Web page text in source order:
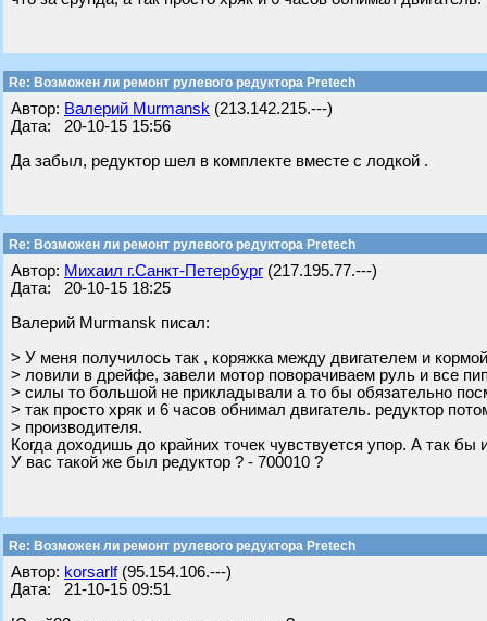
Re: Возможен ли ремонт рулевого редуктора Pretech
Автор: Валерий Murmansk (213.142.215.---)
Дата: 20-10-15 15:56
Да забыл, редуктор шел в комплекте вместе с лодкой .
Re: Возможен ли ремонт рулевого редуктора Pretech
Автор: Михаил г.Санкт-Петербург (217.195.77.---)
Дата: 20-10-15 18:25
Валерий Murmansk писал:
> У меня получилось так , коряжка между двигателем и
> ловили в дрейфе, завели мотор поворачиваем руль и все
> силы то большой не прикладывали а то бы обязательно
> так просто хряк и 6 часов обнимал двигатель. редуктор
> производителя.
Когда доходишь до крайних точек чувствуется упор. А так
У вас такой же был редуктор ? - 700010 ?
Re: Возможен ли ремонт рулевого редуктора Pretech
Автор: korsarlf(95.154.106.---)
Дата: 21-10-15 09:51